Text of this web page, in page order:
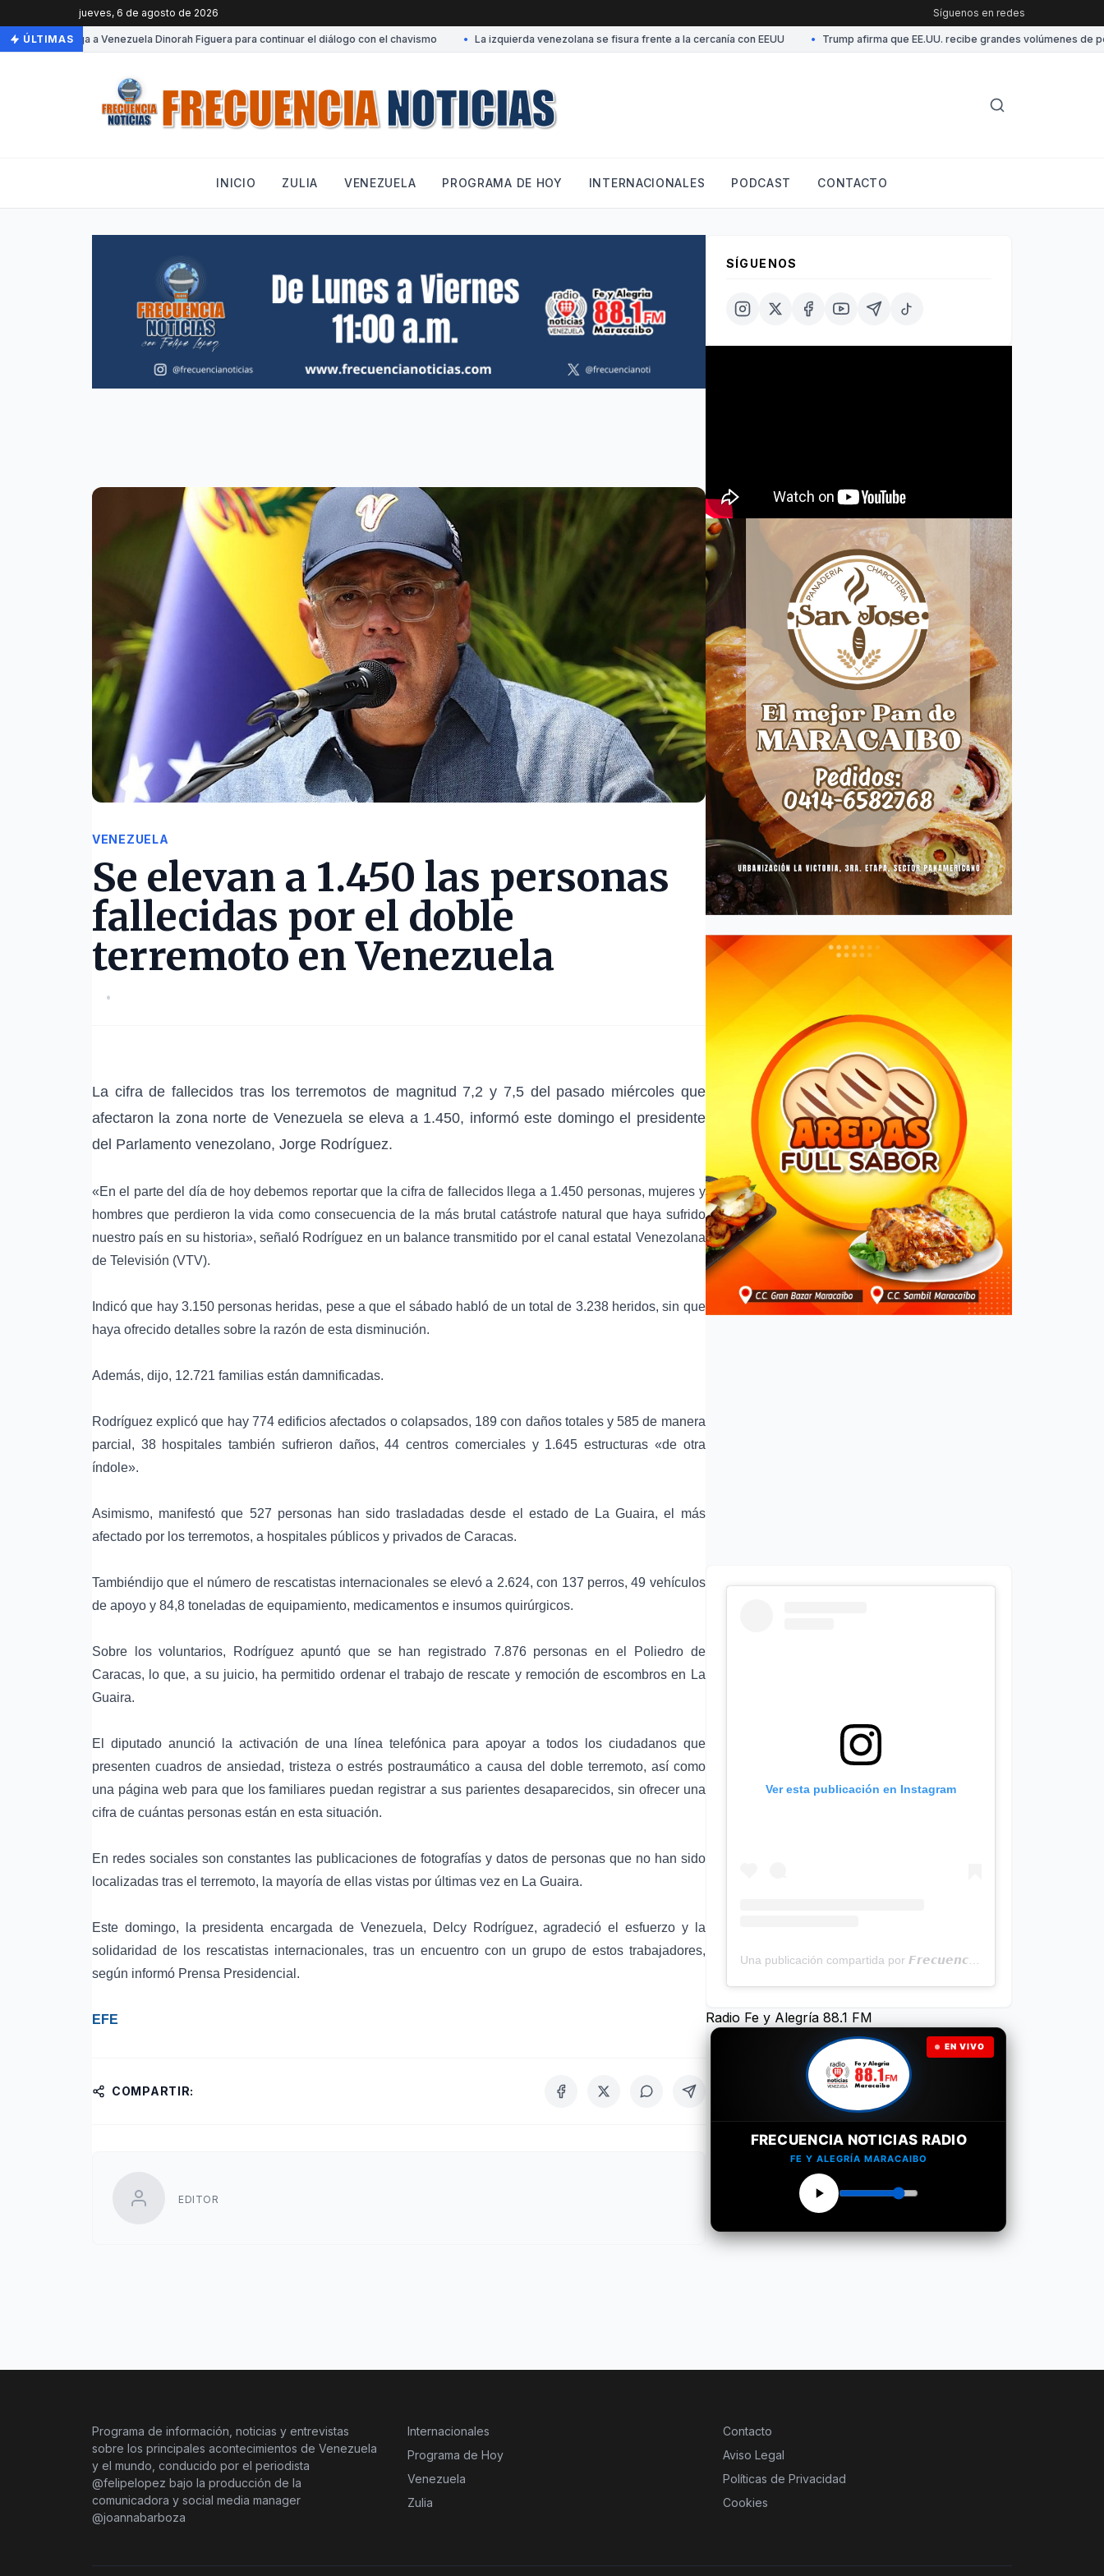
jueves, 6 de agosto de 2026 Síguenos en redes
ÚLTIMAS
• Llega a Venezuela Dinorah Figuera para continuar el diálogo con el chavismo La izquierda venezolana se fisura frente a la cercanía con EEUU Trump afirma que EE.UU. recibe grandes volúmenes de
INICIO ZULIA VENEZUELA PROGRAMA DE HOY INTERNACIONALES PODCAST CONTACTO
VENEZUELA
Se elevan a 1.450 las personas
fallecidas por el doble
terremoto en Venezuela
•
La cifra de fallecidos tras los terremotos de magnitud 7,2 y 7,5 del pasado miércoles que
afectaron la zona norte de Venezuela se eleva a 1.450, informó este domingo el presidente
del Parlamento venezolano, Jorge Rodríguez.
«En el parte del día de hoy debemos reportar que la cifra de fallecidos llega a 1.450 personas, mujeres y
hombres que perdieron la vida como consecuencia de la más brutal catástrofe natural que haya sufrido
nuestro país en su historia», señaló Rodríguez en un balance transmitido por el canal estatal Venezolana
de Televisión (VTV).
Indicó que hay 3.150 personas heridas, pese a que el sábado habló de un total de 3.238 heridos, sin que
haya ofrecido detalles sobre la razón de esta disminución.
Además, dijo, 12.721 familias están damnificadas.
Rodríguez explicó que hay 774 edificios afectados o colapsados, 189 con daños totales y 585 de manera
parcial, 38 hospitales también sufrieron daños, 44 centros comerciales y 1.645 estructuras «de otra
índole».
Asimismo, manifestó que 527 personas han sido trasladadas desde el estado de La Guaira, el más
afectado por los terremotos, a hospitales públicos y privados de Caracas.
Tambiéndijo que el número de rescatistas internacionales se elevó a 2.624, con 137 perros, 49 vehículos
de apoyo y 84,8 toneladas de equipamiento, medicamentos e insumos quirúrgicos.
Sobre los voluntarios, Rodríguez apuntó que se han registrado 7.876 personas en el Poliedro de
Caracas, lo que, a su juicio, ha permitido ordenar el trabajo de rescate y remoción de escombros en La
Guaira.
El diputado anunció la activación de una línea telefónica para apoyar a todos los ciudadanos que
presenten cuadros de ansiedad, tristeza o estrés postraumático a causa del doble terremoto, así como
una página web para que los familiares puedan registrar a sus parientes desaparecidos, sin ofrecer una
cifra de cuántas personas están en esta situación.
En redes sociales son constantes las publicaciones de fotografías y datos de personas que no han sido
localizadas tras el terremoto, la mayoría de ellas vistas por últimas vez en La Guaira.
Este domingo, la presidenta encargada de Venezuela, Delcy Rodríguez, agradeció el esfuerzo y la
solidaridad de los rescatistas internacionales, tras un encuentro con un grupo de estos trabajadores,
según informó Prensa Presidencial.
EFE
COMPARTIR:
EDITOR
SÍGUENOS
Ver esta publicación en Instagram
Una publicación compartida por 𝙁𝙧𝙚𝙘𝙪𝙚𝙣𝙘𝙞𝙖 𝙉𝙤𝙩𝙞𝙘𝙞𝙖𝙨 | Programa Radial (@frecuencianoticias)
Radio Fe y Alegría 88.1 FM
EN VIVO
FRECUENCIA NOTICIAS RADIO
FE Y ALEGRÍA MARACAIBO
Programa de información, noticias y entrevistas
sobre los principales acontecimientos de Venezuela
y el mundo, conducido por el periodista
@felipelopez bajo la producción de la
comunicadora y social media manager
@joannabarboza
Internacionales
Programa de Hoy
Venezuela
Zulia
Contacto
Aviso Legal
Políticas de Privacidad
Cookies